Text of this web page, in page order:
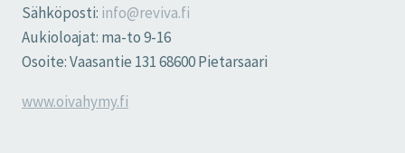
Sähköposti: info@reviva.fi
Aukioloajat: ma-to 9-16
Osoite: Vaasantie 131 68600 Pietarsaari
www.oivahymy.fi